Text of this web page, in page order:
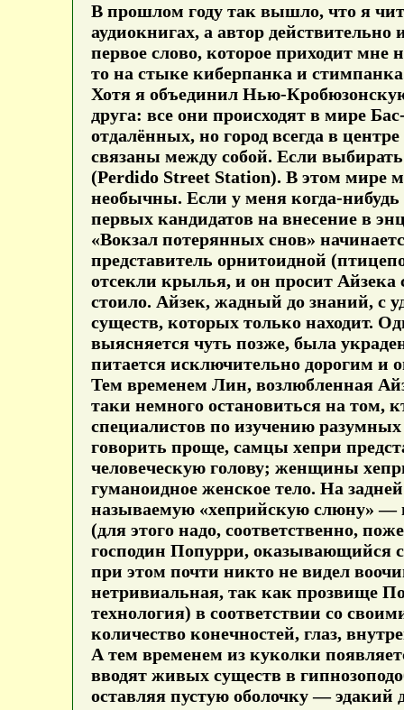
В прошлом году так вышло, что я
аудиокнигах, а автор
первое слово, которое приходит
то на стыке киберпанка и
Хотя я объединил Нью-
друга: все они происходят в мире
отдалённых, но город всегда в
связаны между собой. Если
(Perdido Street Station). В этом мире
необычны. Если у меня когда-
первых кандидатов на внесение в
«Вокзал потерянных снов»
представитель орнитоидной
отсекли крылья, и он просит
стоило. Айзек, жадный до знаний, с
существ, которых только находит.
выясняется чуть позже, была
питается исключительно дорогим и
Тем временем Лин, возлюбленная
таки немного остановиться на том,
специалистов по изучению
говорить проще, самцы хепри
человеческую голову; женщины
гуманоидное женское тело. На
называемую «хеприйскую слюну» —
(для этого надо, соответственно,
господин Попурри,
при этом почти никто не видел
нетривиальная, так как прозвище
технология) в соответствии со
количество конечностей, глаз,
А тем временем из куколки
вводят живых существ в
оставляя пустую оболочку —